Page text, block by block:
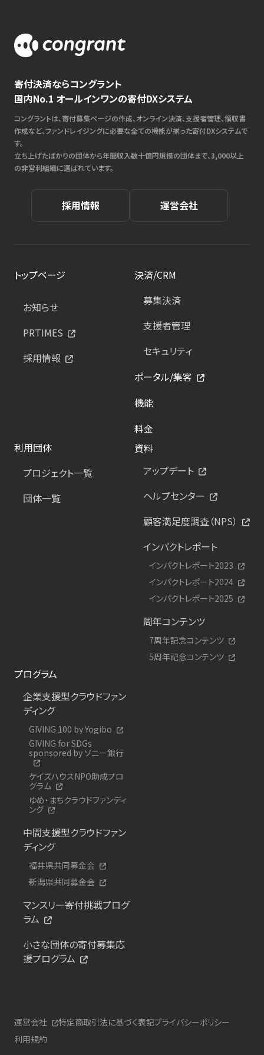
寄付決済ならコングラント
国内No.1 オールインワンの寄付DXシステム
コングラントは、寄付募集ページの作成、オンライン決済、支援者管理、領収書
作成など、ファンドレイジングに必要な全ての機能が揃った寄付DXシステムで
す。
立ち上げたばかりの団体から年間収入数十億円規模の団体まで、3,000以上
の非営利組織に選ばれています。
採用情報 運営会社
トップページ
お知らせ
PRTIMES
採用情報
決済/CRM
募集決済
支援者管理
セキュリティ
ポータル/集客
機能
料金
利用団体
プロジェクト一覧
団体一覧
資料
アップデート
ヘルプセンター
顧客満足度調査（NPS）
インパクトレポート
インパクトレポート2023
インパクトレポート2024
インパクトレポート2025
周年コンテンツ
7周年記念コンテンツ
5周年記念コンテンツ
プログラム
企業支援型クラウドファン
ディング
GIVING 100 by Yogibo
GIVING for SDGs
sponsored by ソニー銀行
ケイズハウスNPO助成プロ
グラム
ゆめ・まちクラウドファンディ
ング
中間支援型クラウドファン
ディング
福井県共同募金会
新潟県共同募金会
マンスリー寄付挑戦プログ
ラム
小さな団体の寄付募集応
援プログラム
運営会社 特定商取引法に基づく表記プライバシーポリシー
利用規約